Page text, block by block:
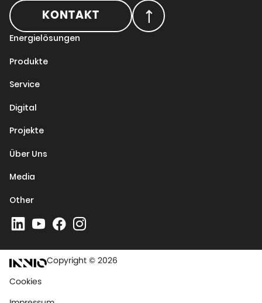
KONTAKT
Energielösungen
Produkte
Service
Digital
Projekte
Über Uns
Media
Other
Copyright © 2026
Cookies